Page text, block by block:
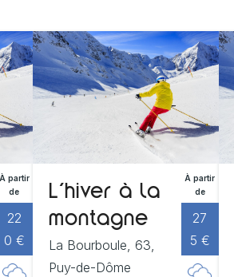
À partir
de
22
0 €
L’hiver à la
montagne
La Bourboule, 63,
Puy-de-Dôme
À partir
de
27
5 €